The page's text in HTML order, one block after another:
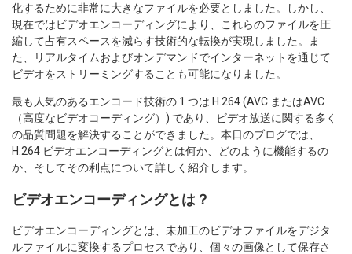
化するために非常に大きなファイルを必要としました。しかし、
現在ではビデオエンコーディングにより、これらのファイルを圧
縮して占有スペースを減らす技術的な転換が実現しました。ま
た、リアルタイムおよびオンデマンドでインターネットを通じて
ビデオをストリーミングすることも可能になりました。
最も人気のあるエンコード技術の 1 つは H.264 (AVC またはAVC
（高度なビデオコーディング）) であり、ビデオ放送に関する多く
の品質問題を解決することができました。本日のブログでは、
H.264 ビデオエンコーディングとは何か、どのように機能するの
か、そしてその利点について詳しく紹介します。
ビデオエンコーディングとは？
ビデオエンコーディングとは、未加工のビデオファイルをデジタ
ルファイルに変換するプロセスであり、個々の画像として保存さ